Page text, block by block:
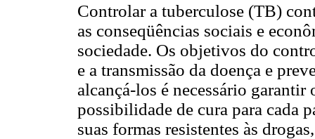
Controlar a tuberculose (TB)
as conseqüências sociais e
sociedade. Os objetivos do
e a transmissão da doença e
alcançá-los é necessário garantir
possibilidade de cura para cada
suas formas resistentes às